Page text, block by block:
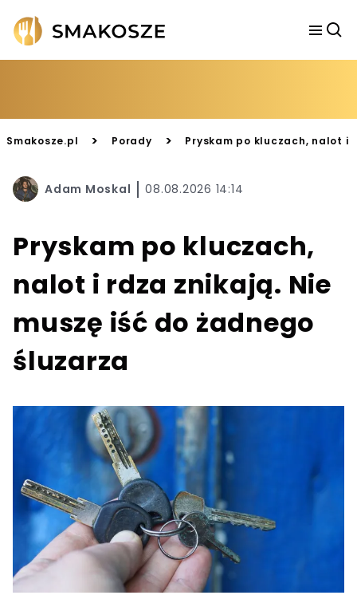
Smakosze.pl > Porady > Pryskam po kluczach, nalot i
Adam Moskal 08.08.2026 14:14
Pryskam po kluczach,
nalot i rdza znikają. Nie
muszę iść do żadnego
śluzarza